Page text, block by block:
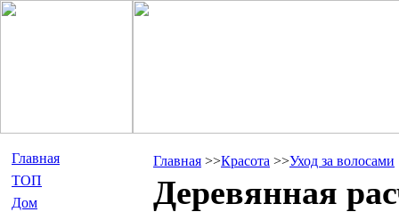
Главная
ТОП
Дом
Главная >>Красота >>Уход за волосами
Деревянная